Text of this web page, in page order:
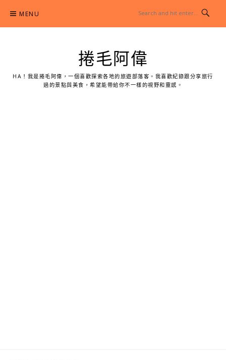
content
MENU
捲毛阿偉
HA！我是捲毛阿偉，一個喜歡探索各地的旅遊部落客。我喜歡紀錄跟分享旅行
過的景點與美食，希望能帶給你不一樣的視野和靈感。